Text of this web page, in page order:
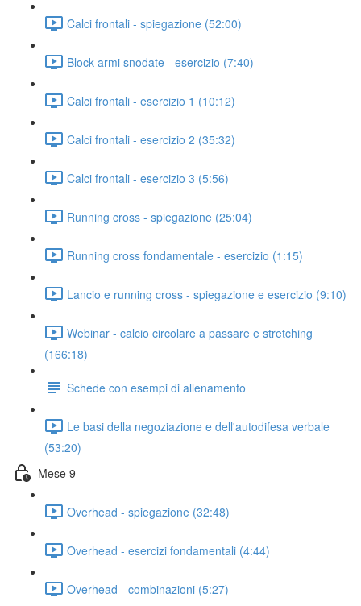
Calci frontali - spiegazione (52:00)
Block armi snodate - esercizio (7:40)
Calci frontali - esercizio 1 (10:12)
Calci frontali - esercizio 2 (35:32)
Calci frontali - esercizio 3 (5:56)
Running cross - spiegazione (25:04)
Running cross fondamentale - esercizio (1:15)
Lancio e running cross - spiegazione e esercizio (9:10)
Webinar - calcio circolare a passare e stretching
(166:18)
Schede con esempi di allenamento
Le basi della negoziazione e dell'autodifesa verbale
(53:20)
Mese 9
Overhead - spiegazione (32:48)
Overhead - esercizi fondamentali (4:44)
Overhead - combinazioni (5:27)